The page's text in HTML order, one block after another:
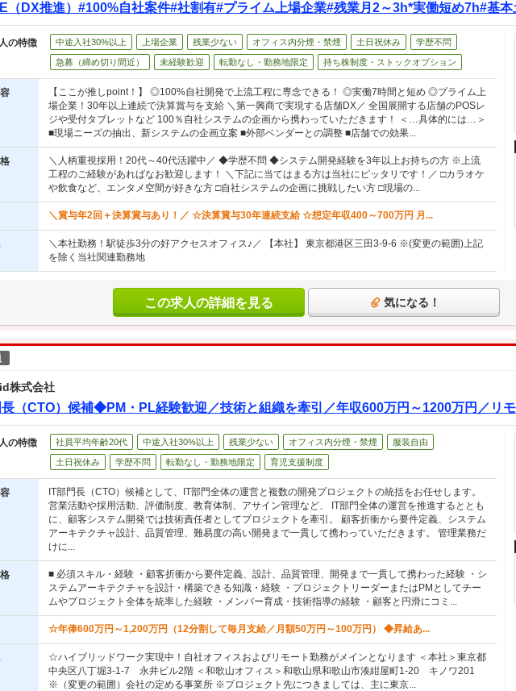
（DX推進）#100%自社案件#社割有#プライム上場企業#残業月2～3h*実働短め7h#基本
の特徴 中途入社30%以上 上場企業 残業少ない オフィス内分煙・禁煙 土日祝休み 学歴不問
急募（締め切り間近） 未経験歓迎 転勤なし・勤務地限定 持ち株制度・ストックオプション
【ここが推しpoint！】 ◎100%自社開発で上流工程に専念できる！ ◎実働7時間と短め ◎プライム上
場企業！30年以上連続で決算賞与を支給 ＼第一興商で実現する店舗DX／ 全国展開する店舗のPOSレ
ジや受付タブレットなど 100％自社システムの企画から携わっていただきます！ ＜…具体的には…＞
■現場ニーズの抽出、新システムの企画立案 ■外部ベンダーとの調整 ■店舗での効果...
＼人柄重視採用！20代～40代活躍中／ ◆学歴不問 ◆システム開発経験を3年以上お持ちの方 ※上流
工程のご経験があればなお歓迎します！ ＼下記に当てはまる方は当社にピッタリです！／ □カラオケ
や飲食など、エンタメ空間が好きな方 □自社システムの企画に挑戦したい方 □現場の...
＼賞与年2回＋決算賞与あり！／ ☆決算賞与30年連続支給 ☆想定年収400～700万円 月...
＼本社勤務！駅徒歩3分の好アクセスオフィス♪／ 【本社】 東京都港区三田3-9-6 ※(変更の範囲)上記
を除く当社関連勤務地
この求人の詳細を見る 気になる！
株式会社
長（CTO）候補◆PM・PL経験歓迎／技術と組織を牽引／年収600万円～1200万円／リ
の特徴 社員平均年齢20代 中途入社30%以上 残業少ない オフィス内分煙・禁煙 服装自由
土日祝休み 学歴不問 転勤なし・勤務地限定 育児支援制度
IT部門長（CTO）候補として、IT部門全体の運営と複数の開発プロジェクトの統括をお任せします。
営業活動や採用活動、評価制度、教育体制、アサイン管理など、 IT部門全体の運営を推進するととも
に、顧客システム開発では技術責任者としてプロジェクトを牽引。 顧客折衝から要件定義、システム
アーキテクチャ設計、品質管理、難易度の高い開発まで一貫して携わっていただきます。 管理業務だ
けに...
■ 必須スキル・経験 ・顧客折衝から要件定義、設計、品質管理、開発まで一貫して携わった経験 ・シ
ステムアーキテクチャを設計・構築できる知識・経験 ・プロジェクトリーダーまたはPMとしてチー
ムやプロジェクト全体を統率した経験 ・メンバー育成・技術指導の経験 ・顧客と円滑にコミ...
☆年俸600万円～1,200万円（12分割して毎月支給／月額50万円～100万円） ◆昇給あ...
☆ハイブリッドワーク実現中！自社オフィスおよびリモート勤務がメインとなります ＜本社＞東京都
中央区八丁堀3-1-7 永井ビル2階 ＜和歌山オフィス＞和歌山県和歌山市湊紺屋町1-20 キノワ201
※（変更の範囲）会社の定める事業所 ※プロジェクト先につきましては、主に東京...